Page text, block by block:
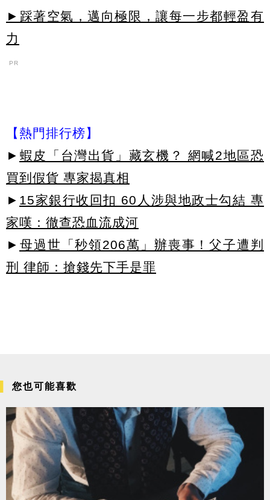
►踩著空氣，邁向極限，讓每一步都輕盈有
力
PR
【熱門排行榜】
► 蝦皮「台灣出貨」藏玄機？ 網喊2地區恐
買到假貨 專家揭真相
► 15家銀行收回扣 60人涉與地政士勾結 專
家嘆：徹查恐血流成河
► 母過世「秒領206萬」辦喪事！父子遭判
刑 律師：搶錢先下手是罪
您也可能喜歡